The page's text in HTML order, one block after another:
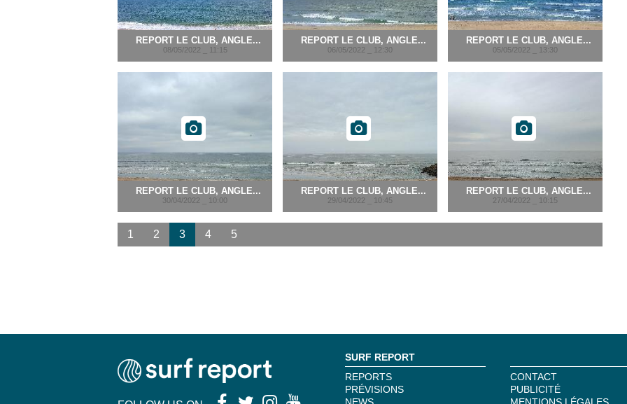
REPORT LE CLUB, ANGLE...
08/05/2022 _ 11:15
REPORT LE CLUB, ANGLE...
06/05/2022 _ 12:30
REPORT LE CLUB, ANGLE...
05/05/2022 _ 13:30
REPORT LE CLUB, ANGLE...
30/04/2022 _ 10:00
REPORT LE CLUB, ANGLE...
29/04/2022 _ 10:45
REPORT LE CLUB, ANGLE...
27/04/2022 _ 10:15
1 2 3 4 5
SURF REPORT
REPORTS
PRÉVISIONS
CONTACT
PUBLICITÉ